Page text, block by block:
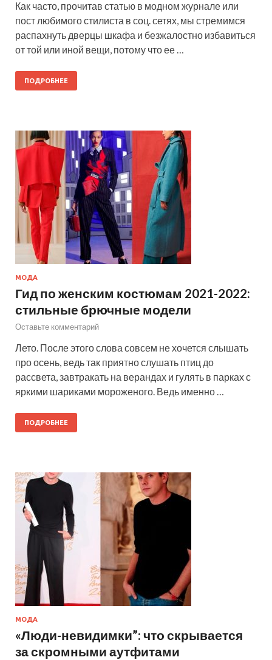
Как часто, прочитав статью в модном журнале или
пост любимого стилиста в соц. сетях, мы стремимся
распахнуть дверцы шкафа и безжалостно избавиться
от той или иной вещи, потому что ее …
ПОДРОБНЕЕ
МОДА
Гид по женским костюмам 2021-2022:
стильные брючные модели
Оставьте комментарий
Лето. После этого слова совсем не хочется слышать
про осень, ведь так приятно слушать птиц до
рассвета, завтракать на верандах и гулять в парках с
яркими шариками мороженого. Ведь именно …
ПОДРОБНЕЕ
МОДА
«Люди-невидимки”: что скрывается
за скромными аутфитами